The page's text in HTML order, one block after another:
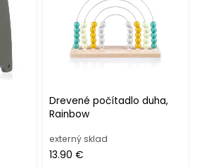
Drevené počítadlo duha,
Rainbow
externý sklad
13.90 €